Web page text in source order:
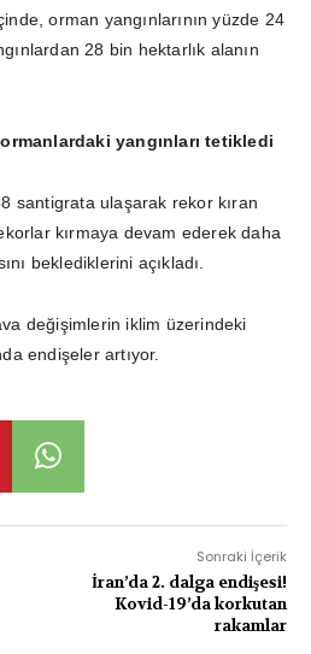
orman yangınlarının yüzde 24
28 bin hektarlık alanın
ormanlardaki yangınları tetikledi
santigrata ulaşarak rekor kıran
kırmaya devam ederek daha
beklediklerini açıkladı.
değişimlerin iklim üzerindeki
endişeler artıyor.
Sonraki İçerik
İran’da 2. dalga endişesi!
Kovid-19’da korkutan
rakamlar